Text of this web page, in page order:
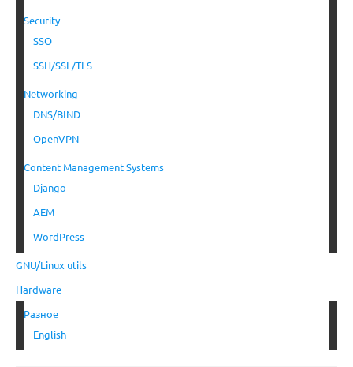
Security
SSO
SSH/SSL/TLS
Networking
DNS/BIND
OpenVPN
Content Management Systems
Django
AEM
WordPress
GNU/Linux utils
Hardware
Разное
English